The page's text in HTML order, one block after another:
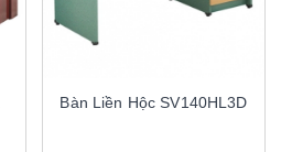
Bàn Liền Hộc SV140HL3D